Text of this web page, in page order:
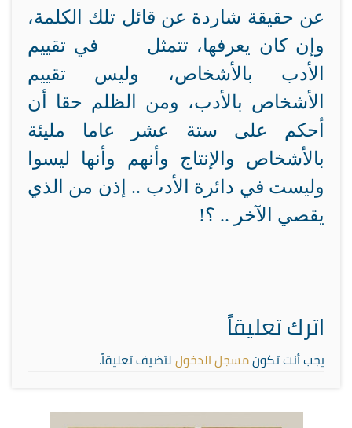
عن حقيقة شاردة عن قائل تلك الكلمة،
وإن كان يعرفها، تتمثل في تقييم
الأدب بالأشخاص، وليس تقييم
الأشخاص بالأدب، ومن الظلم حقا أن
أحكم على ستة عشر عاما مليئة
بالأشخاص والإنتاج وأنهم وأنها ليسوا
وليست في دائرة الأدب .. إذن من الذي
يقصي الآخر .. ؟!
اترك تعليقاً
يجب أنت تكونمسجل الدخوللتضيف تعليقاً.